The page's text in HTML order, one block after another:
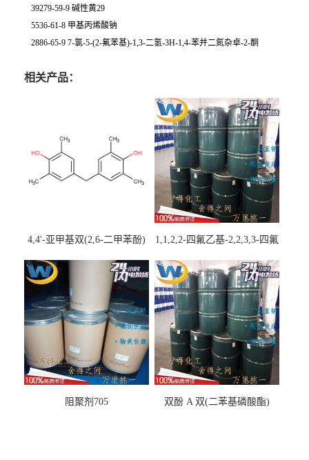
39279-59-9 碱性黄29
5536-61-8 甲基丙烯酸钠
2886-65-9 7-氯-5-(2-氟苯基)-1,3-二氢-3H-1,4-苯并二氮杂卓-2-酮
相关产品：
4,4'-亚甲基双(2,6-二甲苯酚)
1,1,2,2-四氟乙基-2,2,3,3-四氟
阻聚剂705 双酚 A 双(二苯基磷酸酯)